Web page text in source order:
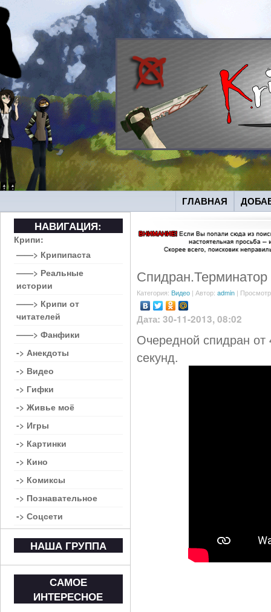
ГЛАВНАЯ
Спидран.Терминатор
Категория: Видео | Автор: admin |
Дата: 30-11-2013, 08:02
Очередной спидран
секунд.
НАВИГАЦИЯ:
Крипи:
——> Крипипаста
——> Реальные
истории
——> Крипи от
читателей
——> Фанфики
-> Анекдоты
-> Видео
-> Гифки
-> Живье моё
-> Игры
-> Картинки
-> Кино
-> Комиксы
-> Познавательное
-> Соцсети
НАША ГРУППА
САМОЕ
ИНТЕРЕСНОЕ